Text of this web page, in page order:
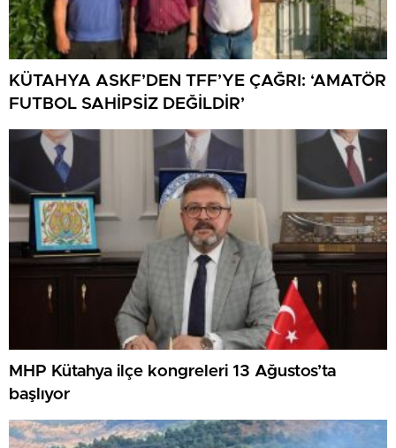
KÜTAHYA ASKF’DEN TFF’YE ÇAĞRI: ‘AMATÖR
FUTBOL SAHİPSİZ DEĞİLDİR’
MHP Kütahya ilçe kongreleri 13 Ağustos’ta
başlıyor